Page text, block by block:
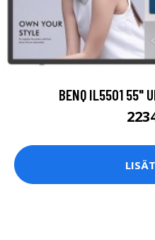
BENQ IL5501 55"